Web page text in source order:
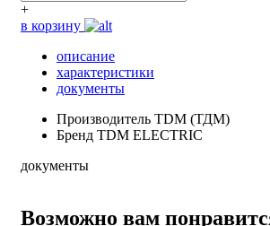
+
в корзину
описание
характеристики
документы
Производитель TDM (ТДМ)
Бренд TDM ELECTRIC
документы
Возможно вам